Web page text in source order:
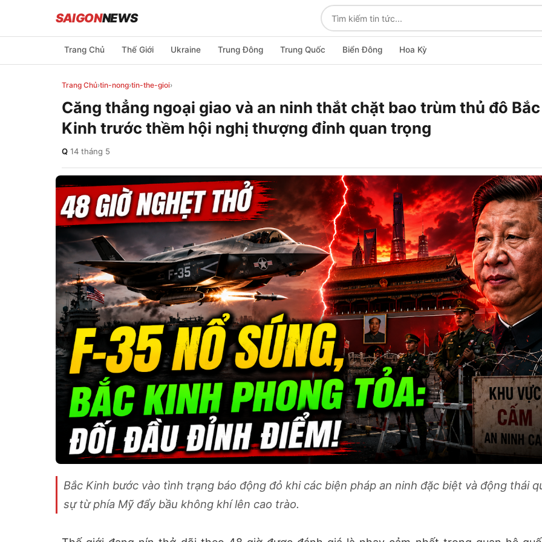
SAIGONNEWS
Trang Chủ Thế Giới Ukraine Trung Đông Trung Quốc Biển Đông Hoa Kỳ
Trang Chủ›tin-nong›tin-the-gioi›
Căng thẳng ngoại giao và an ninh thắt chặt bao trùm thủ đô Bắc
Kinh trước thềm hội nghị thượng đỉnh quan trọng
Q·14 tháng 5
Bắc Kinh bước vào tình trạng báo động đỏ khi các biện pháp an ninh đặc biệt và động thái
sự từ phía Mỹ đẩy bầu không khí lên cao trào.